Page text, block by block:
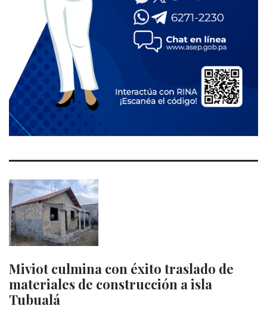
Miviot culmina con éxito traslado de
materiales de construcción a isla
Tubualá